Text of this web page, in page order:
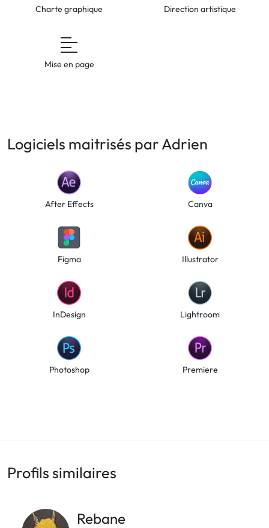
Charte graphique Direction artistique
Mise en page
Logiciels maitrisés par Adrien
After Effects Canva
Figma Illustrator
InDesign Lightroom
Photoshop Premiere
Profils similaires
Rebane